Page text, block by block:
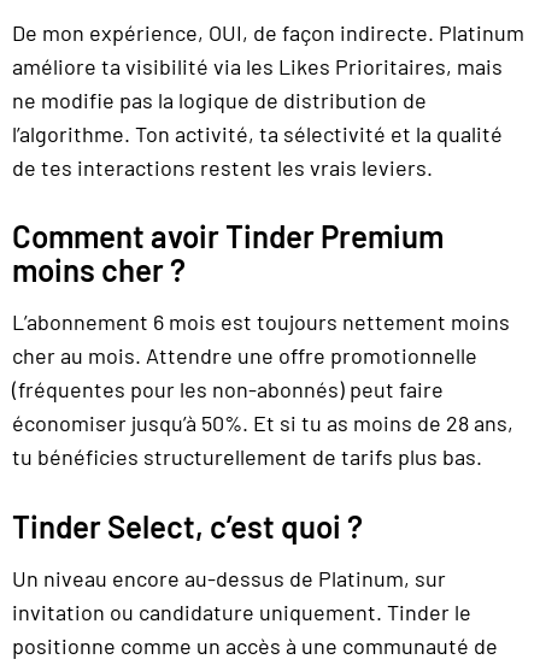
De mon expérience, OUI, de façon indirecte. Platinum
améliore ta visibilité via les Likes Prioritaires, mais
ne modifie pas la logique de distribution de
l’algorithme. Ton activité, ta sélectivité et la qualité
de tes interactions restent les vrais leviers.
Comment avoir Tinder Premium
moins cher ?
L’abonnement 6 mois est toujours nettement moins
cher au mois. Attendre une offre promotionnelle
(fréquentes pour les non-abonnés) peut faire
économiser jusqu’à 50%. Et si tu as moins de 28 ans,
tu bénéficies structurellement de tarifs plus bas.
Tinder Select, c’est quoi ?
Un niveau encore au-dessus de Platinum, sur
invitation ou candidature uniquement. Tinder le
positionne comme un accès à une communauté de